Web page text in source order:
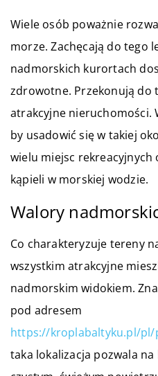
Wiele osób poważnie
morze. Zachęcają do tego
nadmorskich kurortach
zdrowotne. Przekonują do
atrakcyjne nieruchomości.
by usadowić się w takiej
wielu miejsc rekreacyjnych
kąpieli w morskiej wodzie.
Walory
Co charakteryzuje tereny
wszystkim atrakcyjne
nadmorskim widokiem.
pod adresem
https://kroplabaltyku.pl/pl/
taka lokalizacja pozwala